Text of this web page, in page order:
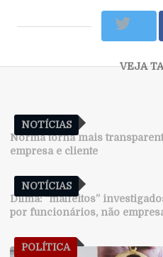
NOTÍCIAS
Norma torna mais
empresa e cliente
NOTÍCIAS
Dilma: “malfeitos”
por funcionários, não
POLÍTICA